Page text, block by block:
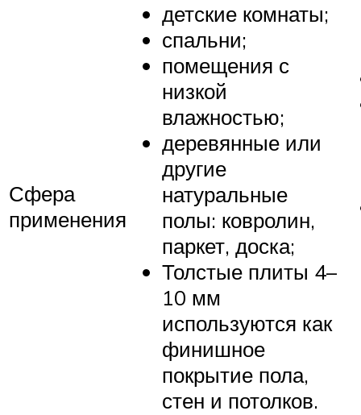
Сфера
применения
детские комнаты;
спальни;
помещения с
низкой
влажностью;
деревянные или
другие
натуральные
полы: ковролин,
паркет, доска;
Толстые плиты 4–
10 мм
используются как
финишное
покрытие пола,
стен и потолков.